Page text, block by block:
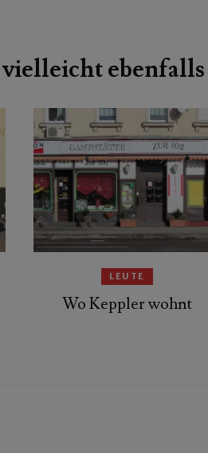
LEUTE
Wo Keppler wohnt